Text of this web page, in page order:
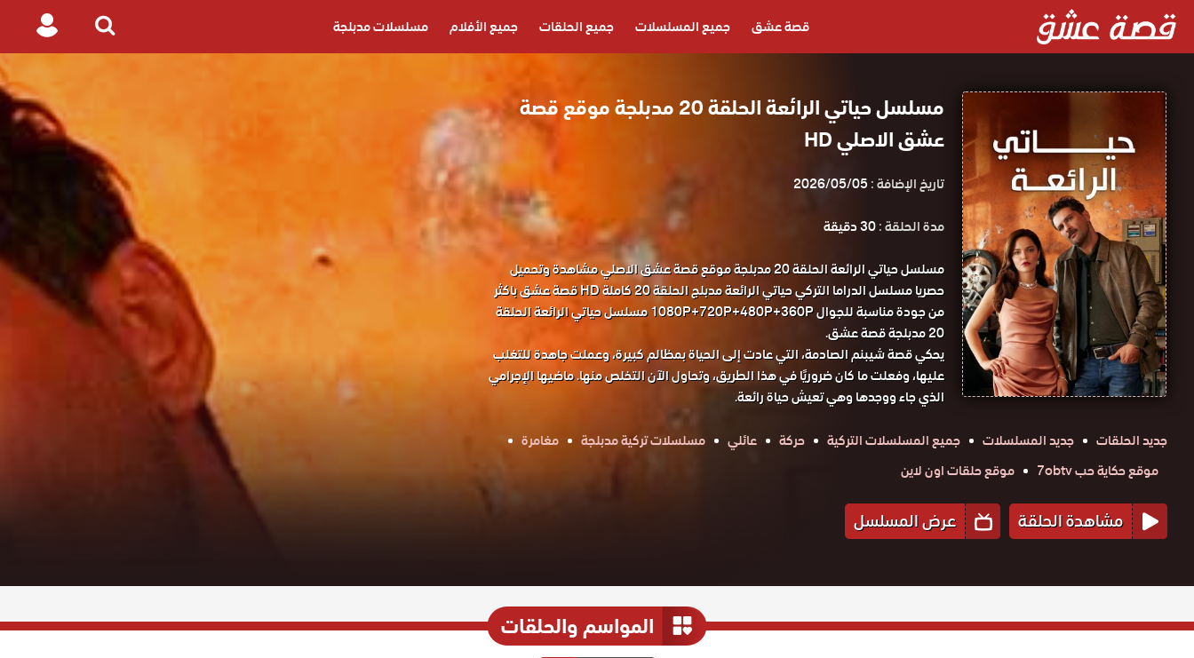
قصة عشق جميع المسلسلات جميع الحلقات جميع الأفلام مسلسلات مدبلجة
Search
Login
مسلسل حياتي الرائعة الحلقة 20 مدبلجة موقع قصة
عشق الاصلي HD
تاريخ الإضافة :2026/05/05
مدة الحلقة :30 دقيقة
مسلسل حياتي الرائعة الحلقة 20 مدبلجة موقع قصة عشق الاصلي مشاهدة وتحميل
حصريا مسلسل الدراما التركي حياتي الرائعة مدبلج الحلقة 20 كاملة HD قصة عشق باكثر
من جودة مناسبة للجوال 1080P+720P+480P+360P مسلسل حياتي الرائعة الحلقة
20 مدبلجة قصة عشق.
يحكي قصة شيبنم الصادمة، التي عادت إلى الحياة بمظالم كبيرة، وعملت جاهدة للتغلب
عليها، وفعلت ما كان ضروريًا في هذا الطريق، وتحاول الآن التخلص منها. ماضيها الإجرامي
الذي جاء ووجدها وهي تعيش حياة رائعة.
جديد الحلقات
جديد المسلسلات جميع المسلسلات التركية حركة عائلي مسلسلات تركية مدبلجة
مغامرة
موقع حكاية حب 7obtv
موقع حلقات اون لاين
مشاهدة الحلقة عرض المسلسل
المواسم والحلقات